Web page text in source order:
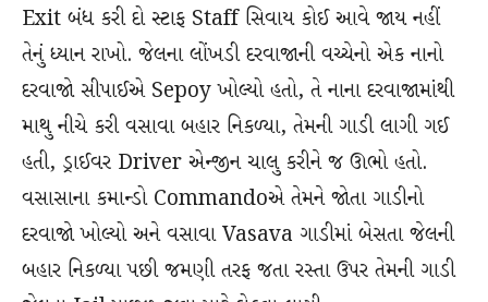
Exit બંધ કરી દો સ્ટાફ Staff સિવાય કોઈ આવે જાય નહીં
તેનું ધ્યાન રાખો. જેલના લોંખડી દરવાજાની વચ્ચેનો એક નાનો
દરવાજો સીપાઈએ Sepoy ખોલ્યો હતો, તે નાના દરવાજામાંથી
માથુ નીચે કરી વસાવા બહાર નિકળ્યા, તેમની ગાડી લાગી ગઈ
હતી, ડ્રાઈવર Driver એન્જીન ચાલુ કરીને જ ઊભો હતો.
વસાસાના કમાન્ડો Commandoએ તેમને જોતા ગાડીનો
દરવાજો ખોલ્યો અને વસાવા Vasava ગાડીમાં બેસતા જેલની
બહાર નિકળ્યા પછી જમણી તરફ જતા રસ્તા ઉપર તેમની ગાડી